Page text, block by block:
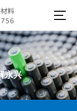
永兴